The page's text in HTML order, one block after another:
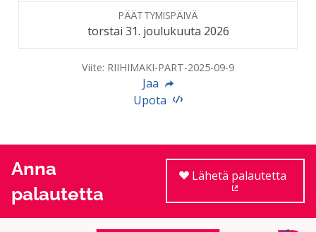
PÄÄTTYMISPÄIVÄ
torstai 31. joulukuuta 2026
Viite: RIIHIMAKI-PART-2025-09-9
Jaa
Upota
Anna
palautetta
Lähetä palautetta